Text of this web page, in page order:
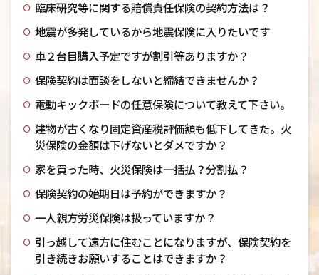
臨床研究等に関する賠償責任保険の契約方法は？
地震が多発しているから地震保険に入りたいです
車２台目購入予定ですが割引等ありますか？
保険契約は面談をしないと締結できませんか？
電動キックボードの任意保険について教えて下さい。
建物が古くなり固定資産税評価額も低下してきた。火
災保険の金額は下げないとダメですか？
家を買った時、火災保険は一括払？分割払？
保険契約の始期日は予約ができますか？
一人親方労災保険は扱っていますか？
引っ越して遠方に住むことになりますが、保険契約を
引き続きお願いすることはできますか？